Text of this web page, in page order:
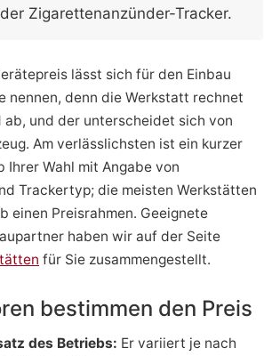
Zigarettenanzünder-Tracker.
lässt sich für den Einbau
nennen, denn die Werkstatt rechnet
und der unterscheidet sich von
Am verlässlichsten ist ein kurzer
Ihrer Wahl mit Angabe von
Trackertyp; die meisten Werkstätten
einen Preisrahmen. Geeignete
haben wir auf der Seite
für Sie zusammengestellt.
bestimmen den Preis
des Betriebs: Er variiert je nach